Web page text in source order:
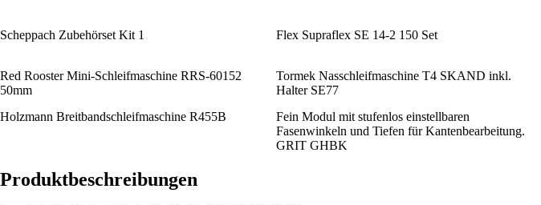
Scheppach Zubehörset Kit 1 Flex Supraflex SE 14-2 150 Set
Red Rooster Mini-Schleifmaschine RRS-60152
50mm
Tormek Nasschleifmaschine T4 SKAND inkl.
Halter SE77
Holzmann Breitbandschleifmaschine R455B
Fein Modul mit stufenlos einstellbaren
Fasenwinkeln und Tiefen für Kantenbearbeitung.
GRIT GHBK
Produktbeschreibungen